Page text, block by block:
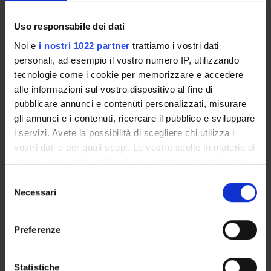
Uso responsabile dei dati
Noi e i nostri 1022 partner trattiamo i vostri dati
personali, ad esempio il vostro numero IP, utilizzando
tecnologie come i cookie per memorizzare e accedere
alle informazioni sul vostro dispositivo al fine di
pubblicare annunci e contenuti personalizzati, misurare
gli annunci e i contenuti, ricercare il pubblico e sviluppare
i servizi. Avete la possibilità di scegliere chi utilizza i
vostri dati e per quali scopi. Le vostre scelte in materia di
privacy sono applicabili solo su questa proprietà digitale
modificare o revocare il proprio consenso in qualsiasi
momento dalla Dichiarazione sui cookie o facendo clic
raccogliere informazioni sulla tua posizione
delNecessari
Preferenze
Statistiche
Referente
Roberto Reno'
Referente esterno
Data pubblicazione
14 marzo 2016
CORSI DI STUDIO
DOTTORATI, MASTER E FORMAZIONE SUPERIORE